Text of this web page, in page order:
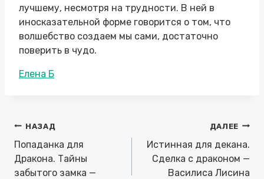
лучшему, несмотря на трудности. В ней в
иносказательной форме говорится о том, что
волшебство создаем мы сами, достаточно
поверить в чудо.
Метки
Елена Б
Навигация
по
записям
НАЗАД
Попаданка для
Дракона. Тайны
забытого замка —
ДАЛЕЕ
Истинная для декана.
Сделка с драконом —
Василиса Лисина